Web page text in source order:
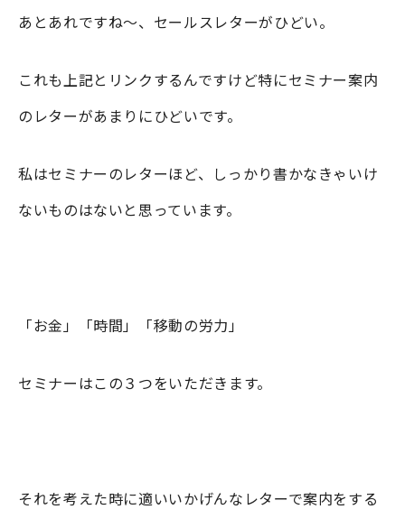
あとあれですね〜、セールスレターがひどい。
これも上記とリンクするんですけど特にセミナー案内
のレターがあまりにひどいです。
私はセミナーのレターほど、しっかり書かなきゃいけ
ないものはないと思っています。
「お金」「時間」「移動の労力」
セミナーはこの３つをいただきます。
それを考えた時に適いいかげんなレターで案内をする